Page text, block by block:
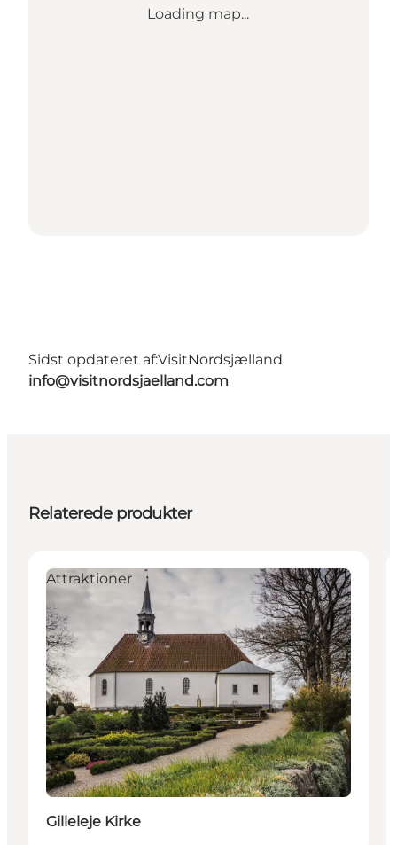
Loading map...
Sidst opdateret af:VisitNordsjælland
info@visitnordsjaelland.com
Relaterede produkter
Attraktioner
Gilleleje Kirke